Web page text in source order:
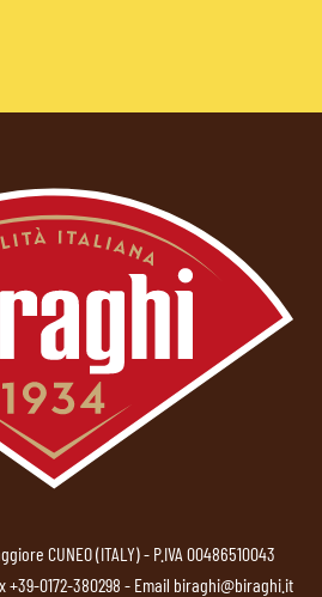
CUNEO (ITALY) - P.IVA 00486510043
+39-0172-380298 - Email biraghi@biraghi.it